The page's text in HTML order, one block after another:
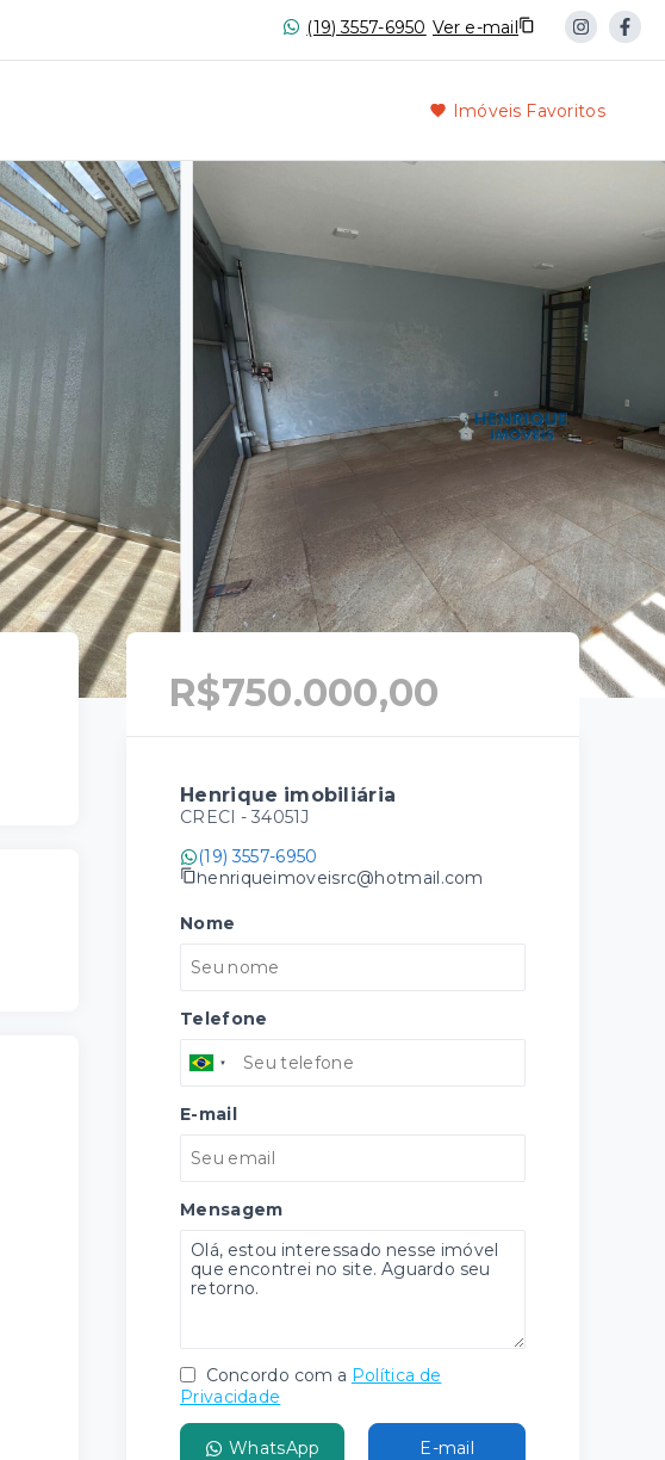
(19) 3557-6950 Ver e-mail
Imóveis Favoritos
R$750.000,00
Henrique imobiliária
CRECI - 34051J
(19) 3557-6950
henriqueimoveisrc@hotmail.com
Nome
Telefone
E-mail
Mensagem
Concordo com a Política de
Privacidade
WhatsApp E-mail